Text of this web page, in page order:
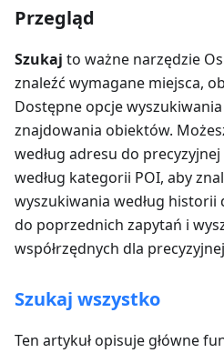
Przegląd
Szukaj to ważne narzędzie
znaleźć wymagane miejsca,
Dostępne opcje
znajdowania obiektów.
według adresu do
według kategorii POI, aby
wyszukiwania według historii
do poprzednich zapytań i
współrzędnych dla
Szukaj wszystko
Ten artykuł opisuje główne